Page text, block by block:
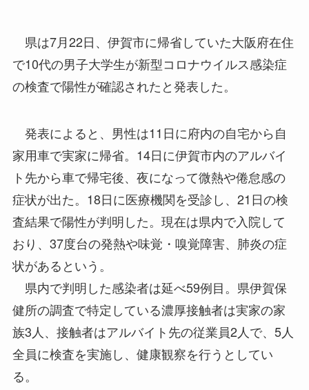
県は7月22日、伊賀市に帰省していた大阪府在住
で10代の男子大学生が新型コロナウイルス感染症
の検査で陽性が確認されたと発表した。
発表によると、男性は11日に府内の自宅から自
家用車で実家に帰省。14日に伊賀市内のアルバイ
ト先から車で帰宅後、夜になって微熱や倦怠感の
症状が出た。18日に医療機関を受診し、21日の検
査結果で陽性が判明した。現在は県内で入院して
おり、37度台の発熱や味覚・嗅覚障害、肺炎の症
状があるという。
県内で判明した感染者は延べ59例目。県伊賀保
健所の調査で特定している濃厚接触者は実家の家
族3人、接触者はアルバイト先の従業員2人で、5人
全員に検査を実施し、健康観察を行うとしてい
る。